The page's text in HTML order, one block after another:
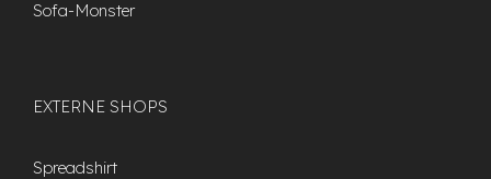
Sofa-Monster
EXTERNE SHOPS
Spreadshirt